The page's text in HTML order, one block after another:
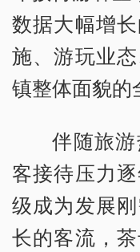
数据大幅增
施、游玩业
镇整体面貌的
伴随旅
客接待压力
级成为发展
长的客流，